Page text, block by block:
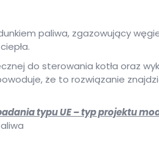
paliwa, zgazowujący
do sterowania kotła oraz
że to rozwiązanie
typu UE – typ projektu